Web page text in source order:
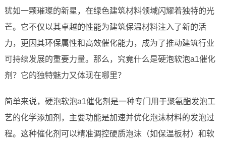
犹如一颗璀璨的新星，在绿色建筑材料领域闪耀着独特的光
芒。它不仅以其卓越的性能为建筑保温材料注入了新的活
力，更因其环保属性和高效催化能力，成为了推动建筑行业
可持续发展的重要力量。那么，究竟什么是硬泡软泡a1催化
剂？它的独特魅力又体现在哪里？
简单来说，硬泡软泡a1催化剂是一种专门用于聚氨酯发泡工
艺的化学添加剂，主要功能是加速并优化泡沫材料的发泡过
程。这种催化剂可以精准调控硬质泡沫（如保温板材）和软